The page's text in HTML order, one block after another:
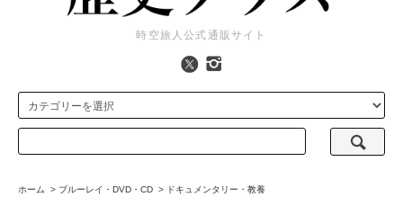
時空旅人公式通販サイト
ホーム > ブルーレイ・DVD・CD > ドキュメンタリー・教養